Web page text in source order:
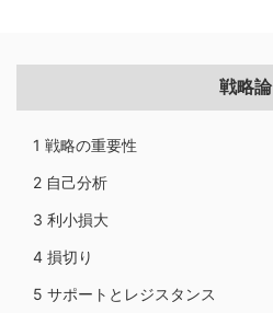
戦略論
1 戦略の重要性
2 自己分析
3 利小損大
4 損切り
5 サポートとレジスタンス